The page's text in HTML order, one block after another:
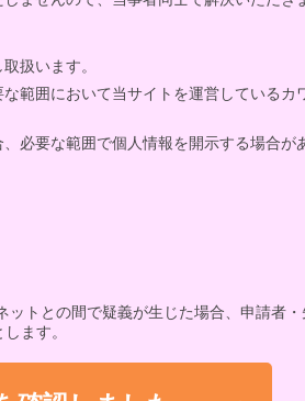
扱います。
範囲において当サイトを運営している
必要な範囲で個人情報を開示する場合が
トとの間で疑義が生じた場合、申請者
ます。